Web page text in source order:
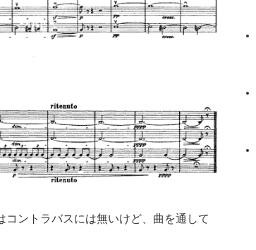
コントラバスには無いけど、曲を通して